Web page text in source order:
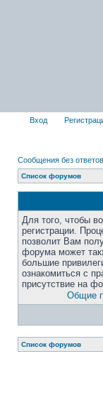
Вход
Сообщения без ответов
Список форумов
Для того, чтобы
регистрации.
позволит Вам
форума может
большие
ознакомиться с
присутствие на
Общие
Список форумов